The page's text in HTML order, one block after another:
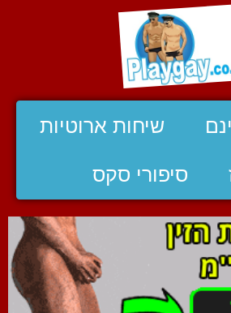
שיחות ארוטיות
סיפורי סקס